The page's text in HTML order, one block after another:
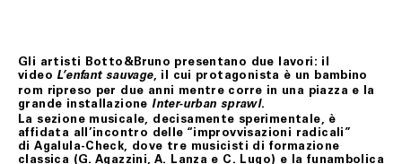
comunque, in ogni caso, quattordici (14) giorni dal
rientro della merce.
Nei casi di mancato rispetto delle condizioni e modalità
di esercizio del recesso previste nel presente articolo, il
contratto rimarrà valido ed efficace, pertanto, il Cliente
non avrà nulla a pretendere da Fondazione Merz che, se
richiesto, restituirà il/i prodotti al Cliente addebitando
Gli artisti Botto&Bruno presentano due lavori: il
video L’enfant sauvage, il cui protagonista è un bambino
rom ripreso per due anni mentre corre in una piazza e la
grande installazioneInter-urban sprawl.
La sezione musicale, decisamente sperimentale, è
affidata all’incontro delle “improvvisazioni radicali”
di Agalula-Check, dove tre musicisti di formazione
classica (G. Agazzini, A. Lanza e C. Lugo) e la funambolica